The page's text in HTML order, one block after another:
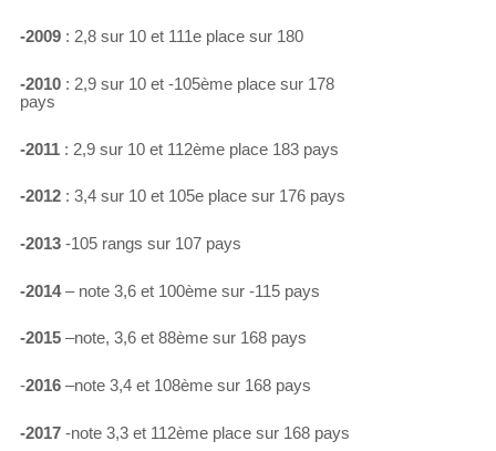
-2009: 2,8 sur 10 et 111e place sur 180
-2010: 2,9 sur 10 et -105ème place sur 178
pays
-2011: 2,9 sur 10 et 112ème place 183 pays
-2012: 3,4 sur 10 et 105e place sur 176 pays
-2013-105 rangs sur 107 pays
-2014– note 3,6 et 100ème sur -115 pays
-2015–note, 3,6 et 88ème sur 168 pays
-2016–note 3,4 et 108ème sur 168 pays
-2017-note 3,3 et 112ème place sur 168 pays